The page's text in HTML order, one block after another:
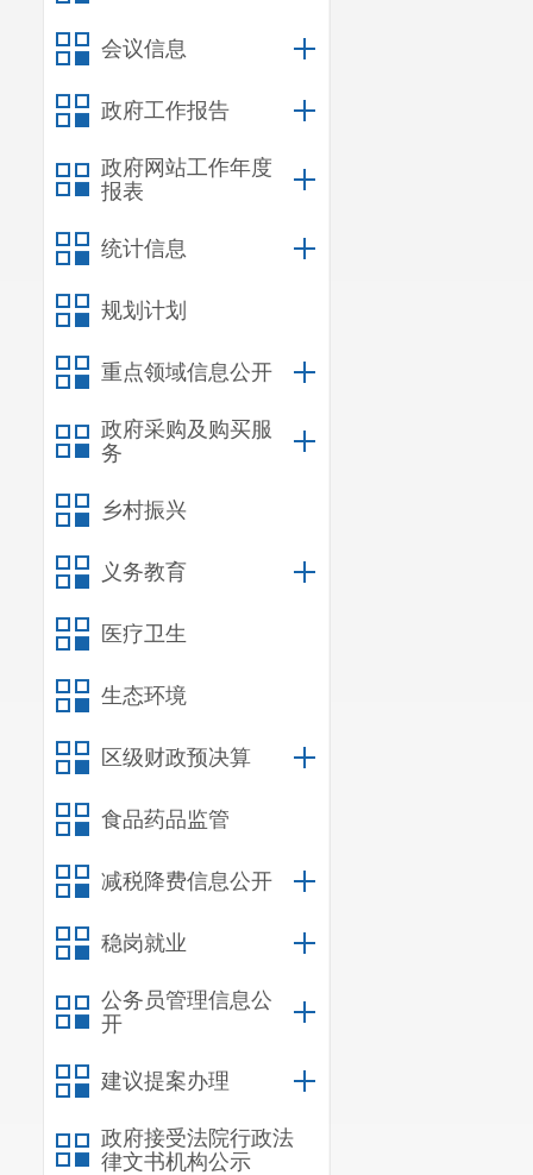
会议信息
政府工作报告
政府网站工作年度
报表
统计信息
规划计划
重点领域信息公开
政府采购及购买服
务
乡村振兴
义务教育
医疗卫生
生态环境
区级财政预决算
食品药品监管
减税降费信息公开
稳岗就业
公务员管理信息公
开
建议提案办理
政府接受法院行政法
律文书机构公示